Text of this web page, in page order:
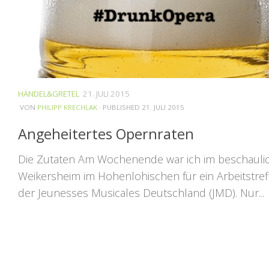
HÄNDEL&GRETEL 21. JULI 2015
VON PHILIPP KRECHLAK · PUBLISHED 21. JULI 2015
Angeheitertes Opernraten
Die Zutaten Am Wochenende war ich im
Weikersheim im Hohenlohischen für ein
der Jeunesses Musicales Deutschland (JMD). Nur...